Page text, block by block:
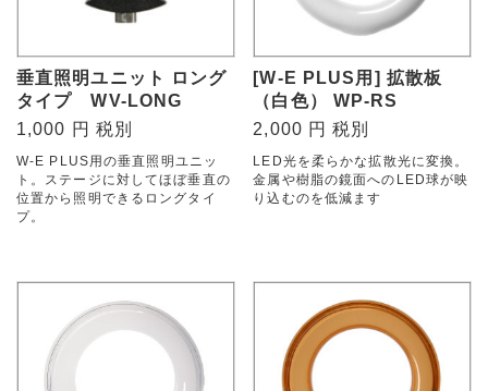
垂直照明ユニット ロング
タイプ WV-LONG
1,000 円 税別
W-E PLUS用の垂直照明ユニッ
ト。ステージに対してほぼ垂直の
位置から照明できるロングタイ
プ。
[W-E PLUS用] 拡散板
（白色） WP-RS
2,000 円 税別
LED光を柔らかな拡散光に変換。
金属や樹脂の鏡面へのLED球が映
り込むのを低減ます